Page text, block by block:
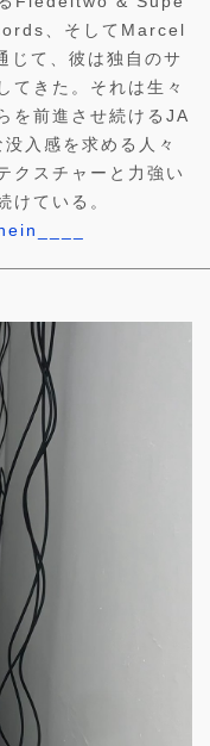
、そしてMarcel
て、彼は独自のサ
てきた。それは生々
を前進させ続けるJA
入感を求める人々
クスチャーと力強い
けている。